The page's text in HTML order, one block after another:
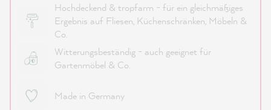
Hochdeckend & tropfarm - für ein gleichmäßiges
Ergebnis auf Fliesen, Küchenschränken, Möbeln &
Co.
Witterungsbeständig - auch geeignet für
Gartenmöbel & Co.
Made in Germany